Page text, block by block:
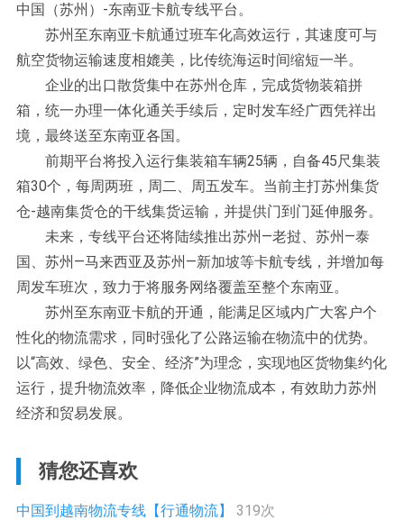
中国（苏州）-东南亚卡航专线平台。
苏州至东南亚卡航通过班车化高效运行，其速度可与
航空货物运输速度相媲美，比传统海运时间缩短一半。
企业的出口散货集中在苏州仓库，完成货物装箱拼
箱，统一办理一体化通关手续后，定时发车经广西凭祥出
境，最终送至东南亚各国。
前期平台将投入运行集装箱车辆25辆，自备45尺集装
箱30个，每周两班，周二、周五发车。当前主打苏州集货
仓-越南集货仓的干线集货运输，并提供门到门延伸服务。
未来，专线平台还将陆续推出苏州—老挝、苏州—泰
国、苏州—马来西亚及苏州—新加坡等卡航专线，并增加每
周发车班次，致力于将服务网络覆盖至整个东南亚。
苏州至东南亚卡航的开通，能满足区域内广大客户个
性化的物流需求，同时强化了公路运输在物流中的优势。
以“高效、绿色、安全、经济”为理念，实现地区货物集约化
运行，提升物流效率，降低企业物流成本，有效助力苏州
经济和贸易发展。
猜您还喜欢
中国到越南物流专线【行通物流】 319次